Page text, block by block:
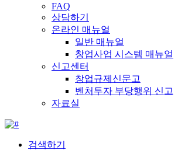
FAQ
상담하기
온라인 매뉴얼
일반 매뉴얼
창업사업 시스템 매뉴얼
신고센터
창업규제신문고
벤처투자 부당행위 신고
자료실
검색하기